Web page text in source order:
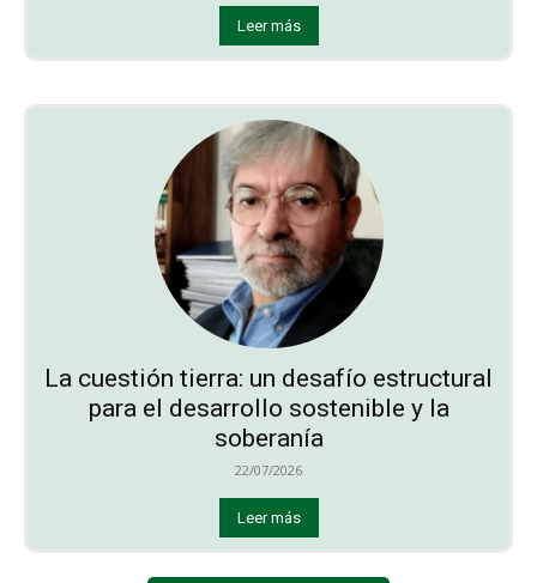
Leer más
La cuestión tierra: un desafío estructural
para el desarrollo sostenible y la
soberanía
22/07/2026
Leer más